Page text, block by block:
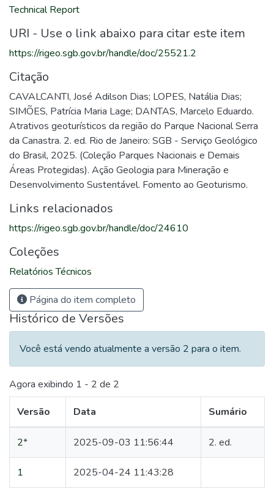
Technical Report
URI - Use o link abaixo para citar este item
https://rigeo.sgb.gov.br/handle/doc/25521.2
Citação
CAVALCANTI, José Adilson Dias; LOPES, Natália Dias;
SIMÕES, Patrícia Maria Lage; DANTAS, Marcelo Eduardo.
Atrativos geoturísticos da região do Parque Nacional Serra
da Canastra. 2. ed. Rio de Janeiro: SGB - Serviço Geológico
do Brasil, 2025. (Coleção Parques Nacionais e Demais
Áreas Protegidas). Ação Geologia para Mineração e
Desenvolvimento Sustentável. Fomento ao Geoturismo.
Links relacionados
https://rigeo.sgb.gov.br/handle/doc/24610
Coleções
Relatórios Técnicos
Página do item completo
Histórico de Versões
Você está vendo atualmente a versão 2 para o item.
Agora exibindo 1 - 2 de 2
Versão Data Sumário
2* 2025-09-03 11:56:44 2. ed.
1 2025-04-24 11:43:28